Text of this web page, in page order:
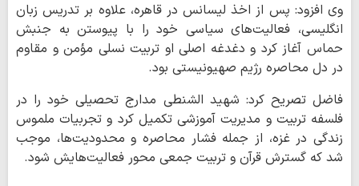
وی افزود: پس از اخذ لیسانس در قاهره، علاوه بر تدریس زبان
انگلیسی، فعالیت‌های سیاسی خود را با پیوستن به جنبش
حماس آغاز کرد و دغدغه اصلی او تربیت نسلی مؤمن و مقاوم
در دل محاصره رژیم صهیونیستی بود.
فاضل تصریح کرد: شهید الشنطی مدارج تحصیلی خود را در
فلسفه تربیت و مدیریت آموزشی تکمیل کرد و تجربیات ملموس
زندگی در غزه، از جمله فشار محاصره و محدودیت‌ها، موجب
شد که گسترش قرآن و تربیت جمعی محور فعالیت‌هایش شود.